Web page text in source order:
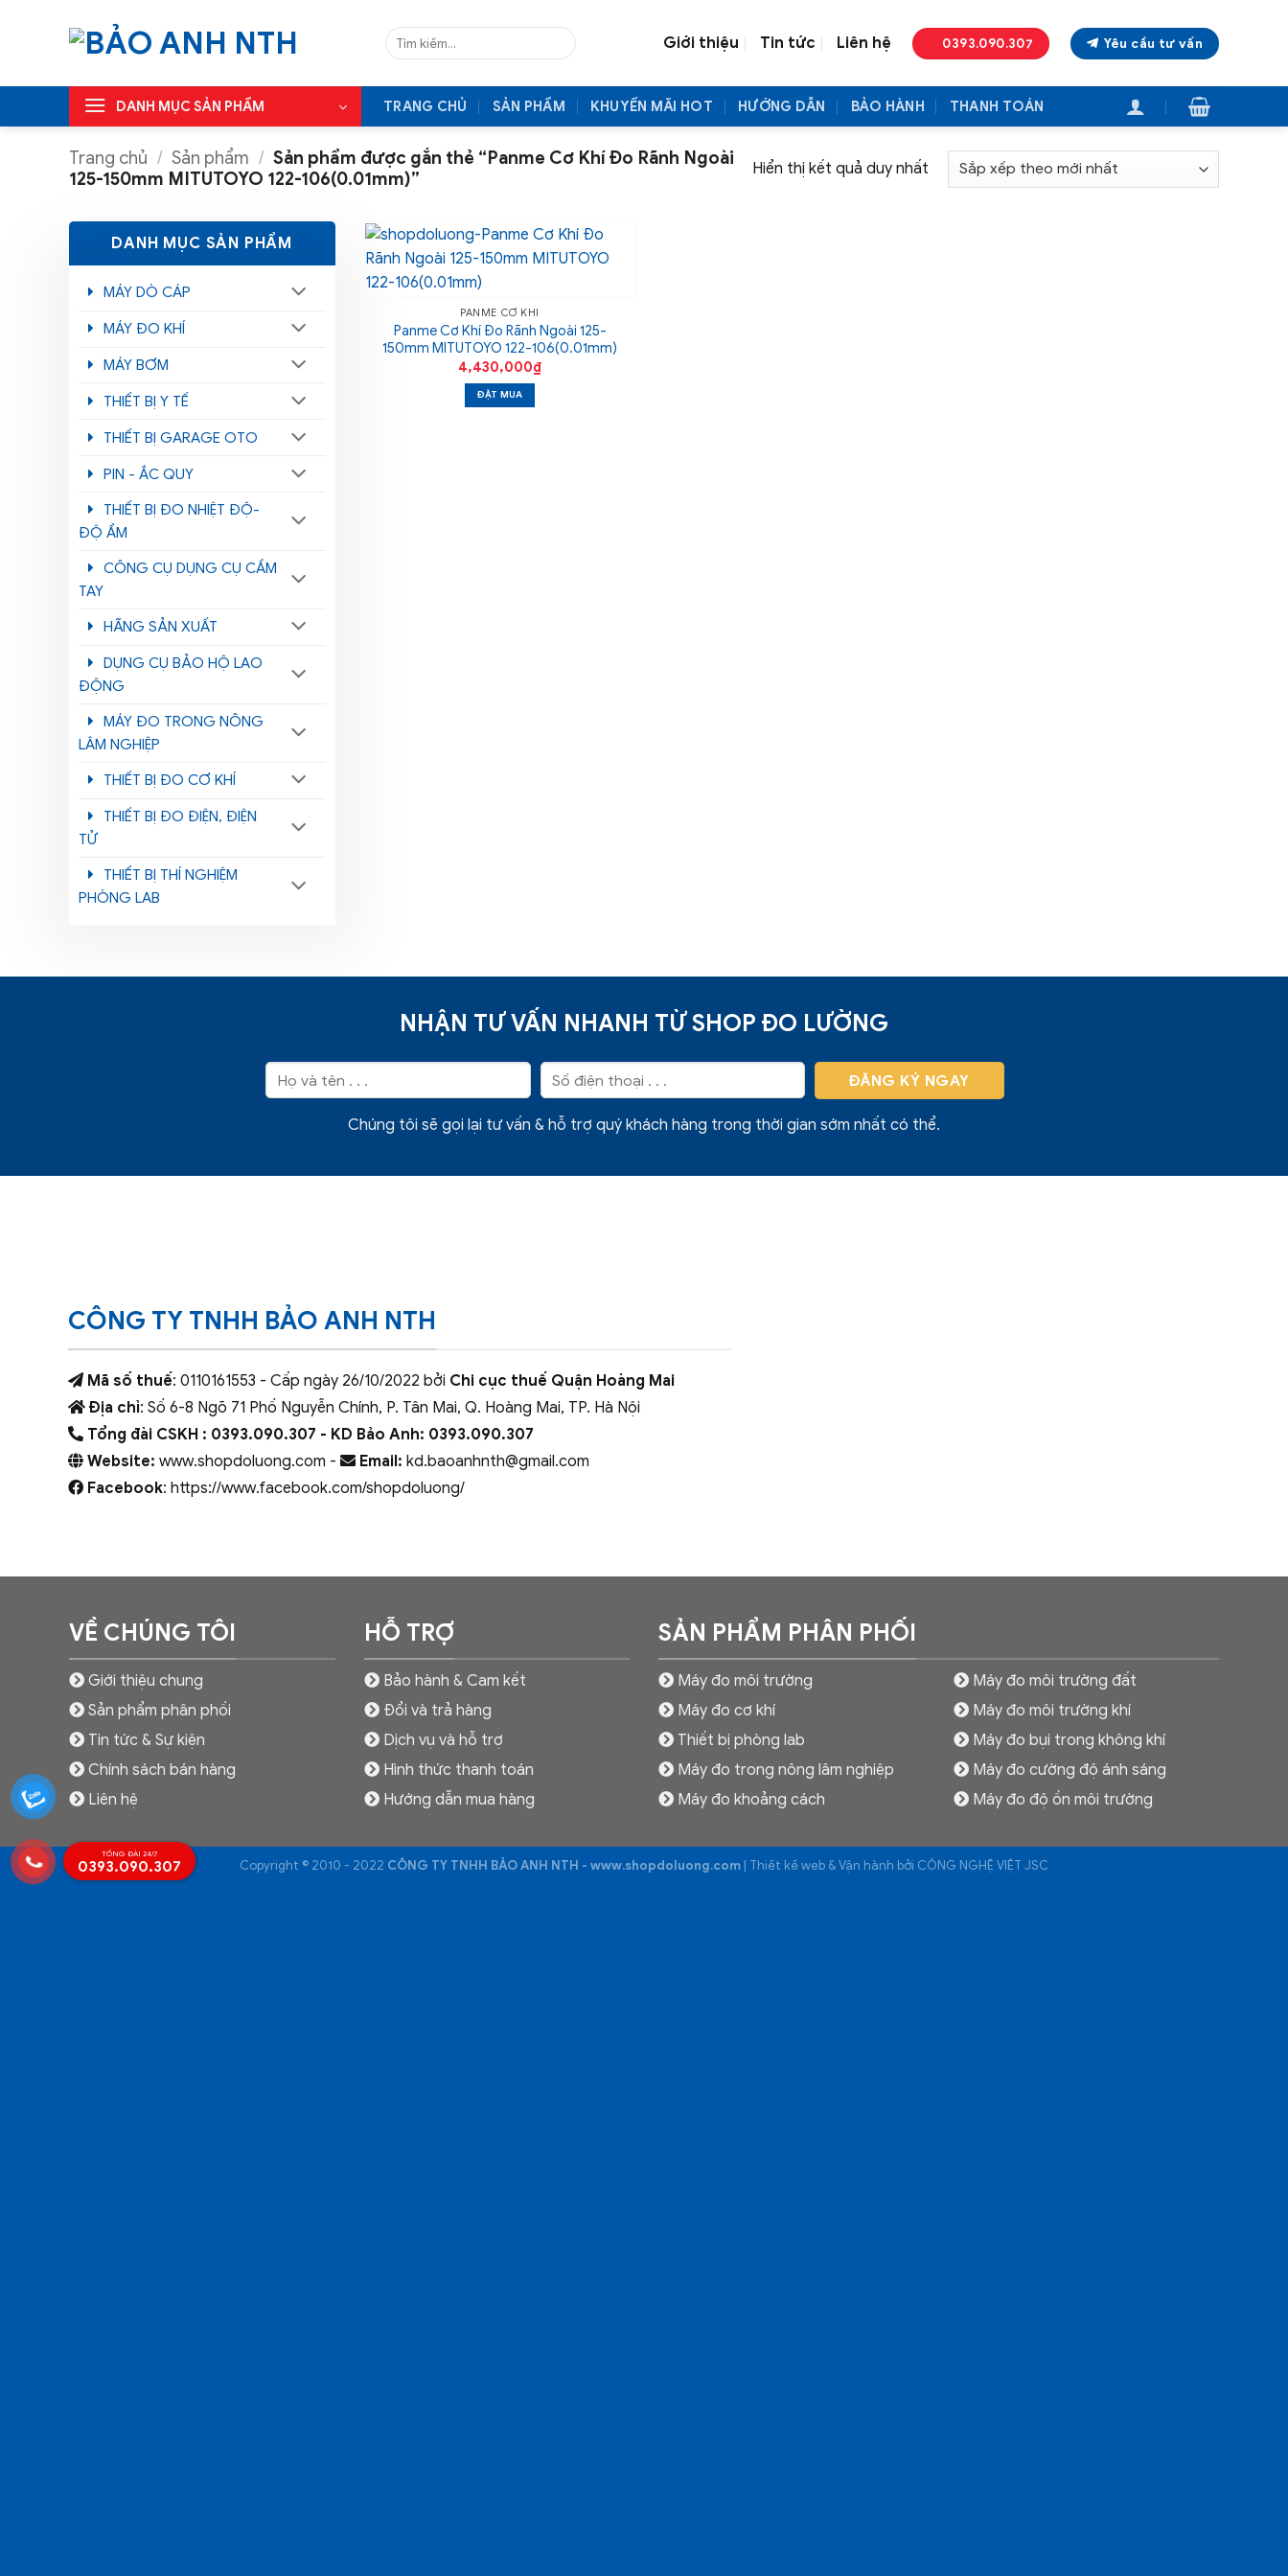
dung
Tìm
kiếm:
Giới thiệu Tin tức Liên hệ 0393.090.307 Yêu cầu tư vấn
DANH MỤC SẢN PHẨM TRANG CHỦ SẢN PHẨM KHUYẾN MÃI HOT HƯỚNG DẪN BẢO HÀNH THANH TOÁN
Trang chủ / Sản phẩm / Sản phẩm được gắn thẻ “Panme Cơ Khí Đo Rãnh Ngoài
125-150mm MITUTOYO 122-106(0.01mm)”
Hiển thị kết quả duy nhất
DANH MỤC SẢN PHẨM
MÁY DÒ CÁP
MÁY ĐO KHÍ
MÁY BƠM
THIẾT BỊ Y TẾ
THIẾT BỊ GARAGE OTO
PIN - ẮC QUY
THIẾT BỊ ĐO NHIỆT ĐỘ-
ĐỘ ẨM
CÔNG CỤ DỤNG CỤ CẦM
TAY
HÃNG SẢN XUẤT
DỤNG CỤ BẢO HỘ LAO
ĐỘNG
MÁY ĐO TRONG NÔNG
LÂM NGHIỆP
THIẾT BỊ ĐO CƠ KHÍ
THIẾT BỊ ĐO ĐIỆN, ĐIỆN
TỬ
THIẾT BỊ THÍ NGHIỆM
PHÒNG LAB
PANME CƠ KHÍ
Panme Cơ Khí Đo Rãnh Ngoài 125-
150mm MITUTOYO 122-106(0.01mm)
4,430,000₫
ĐẶT MUA
NHẬN TƯ VẤN NHANH TỪ SHOP ĐO LƯỜNG
Chúng tôi sẽ gọi lại tư vấn & hỗ trợ quý khách hàng trong thời gian sớm nhất có thể.
CÔNG TY TNHH BẢO ANH NTH
Mã số thuế: 0110161553 - Cấp ngày 26/10/2022 bởi Chi cục thuế Quận Hoàng Mai
Địa chỉ: Số 6-8 Ngõ 71 Phố Nguyễn Chính, P. Tân Mai, Q. Hoàng Mai, TP. Hà Nội
Tổng đài CSKH : 0393.090.307 - KD Bảo Anh: 0393.090.307
Website: www.shopdoluong.com - Email: kd.baoanhnth@gmail.com
Facebook: https://www.facebook.com/shopdoluong/
VỀ CHÚNG TÔI
Giới thiệu chung
Sản phẩm phân phối
Tin tức & Sự kiện
Chính sách bán hàng
Liên hệ
HỖ TRỢ
Bảo hành & Cam kết
Đổi và trả hàng
Dịch vụ và hỗ trợ
Hình thức thanh toán
Hướng dẫn mua hàng
SẢN PHẨM PHÂN PHỐI
Máy đo môi trường
Máy đo cơ khí
Thiết bị phòng lab
Máy đo trong nông lâm nghiệp
Máy đo khoảng cách
Máy đo môi trường đất
Máy đo môi trường khí
Máy đo bụi trong không khí
Máy đo cường độ ánh sáng
Máy đo độ ồn môi trường
Copyright © 2010 - 2022 CÔNG TY TNHH BẢO ANH NTH - www.shopdoluong.com | Thiết kế web & Vận hành bởi CÔNG NGHỆ VIỆT JSC
TỔNG ĐÀI 24/7
0393.090.307